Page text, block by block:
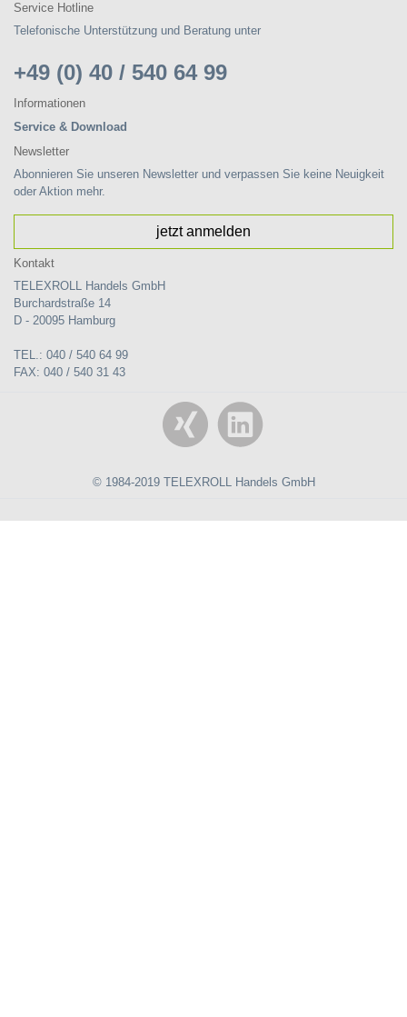
Service Hotline
Telefonische Unterstützung und Beratung unter
+49 (0) 40 / 540 64 99
Informationen
Service & Download
Newsletter
Abonnieren Sie unseren Newsletter und verpassen Sie keine Neuigkeit
oder Aktion mehr.
jetzt anmelden
Kontakt
TELEXROLL Handels GmbH
Burchardstraße 14
D - 20095 Hamburg
TEL.: 040 / 540 64 99
FAX: 040 / 540 31 43
© 1984-2019 TELEXROLL Handels GmbH